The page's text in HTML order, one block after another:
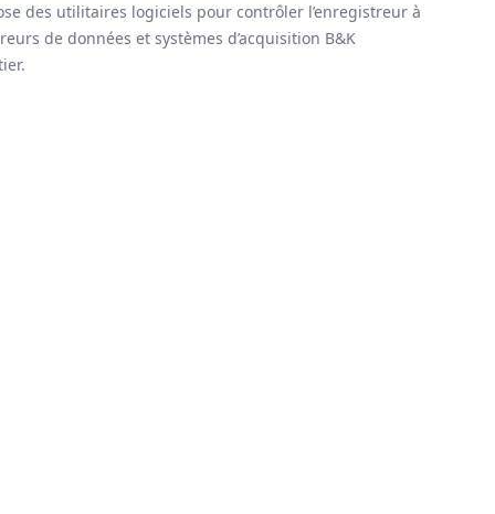
des utilitaires logiciels pour contrôler l’enregistreur à
de données et systèmes d’acquisition B&K